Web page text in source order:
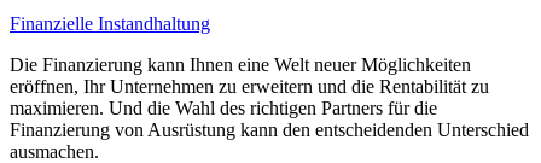
Finanzielle Instandhaltung
Die Finanzierung kann Ihnen eine Welt neuer Möglichkeiten
eröffnen, Ihr Unternehmen zu erweitern und die Rentabilität zu
maximieren. Und die Wahl des richtigen Partners für die
Finanzierung von Ausrüstung kann den entscheidenden Unterschied
ausmachen.